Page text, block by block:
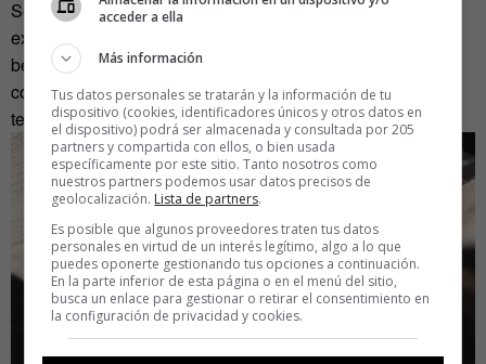
Según afirma, «es importante que la comunidad viva la
experiencia del arte y explote al mismo tiempo los
beneficios de la tecnología. Una vez logrado el
conocimiento, serán ellos mismos los que puedan crear
tecnología propia. Tecnología con identidad».
acceder a ella
Más información
Tus datos personales se tratarán y la información de tu
dispositivo (cookies, identificadores únicos y otros datos en
el dispositivo) podrá ser almacenada y consultada por 205
partners y compartida con ellos, o bien usada
específicamente por este sitio. Tanto nosotros como
nuestros partners podemos usar datos precisos de
geolocalización. Lista de partners.
Es posible que algunos proveedores traten tus datos
personales en virtud de un interés legítimo, algo a lo que
puedes oponerte gestionando tus opciones a continuación.
En la parte inferior de esta página o en el menú del sitio,
busca un enlace para gestionar o retirar el consentimiento en
la configuración de privacidad y cookies.